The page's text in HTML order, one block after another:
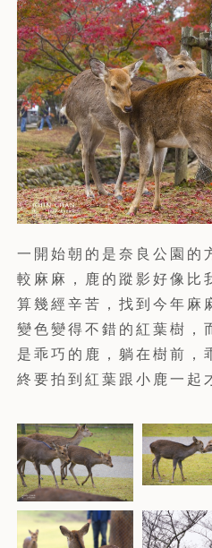
一開始朝的是奈良公園的
較麻麻，鹿的蹤影好像比
算幾經辛苦，找到今年麻
變色變得不錯的紅葉樹，
是乖巧的鹿，躺在樹前，
終要拍到紅葉跟小鹿一起